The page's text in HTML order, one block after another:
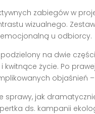
zabiegów w
wizualnego.
u odbiorcy.
na dwie
życie. Po
objaśnień
sprawy, jak
ds. kampanii